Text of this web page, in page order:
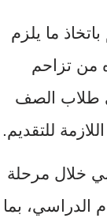
ما يلزم
من تزاحم
طلاب الصف
خلال مرحلة
الدراسي، بما